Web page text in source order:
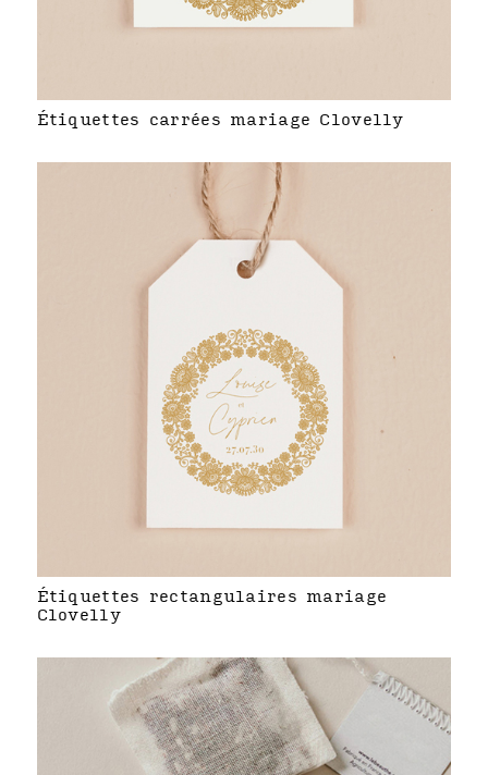
Étiquettes carrées mariage Clovelly
Étiquettes rectangulaires mariage
Clovelly